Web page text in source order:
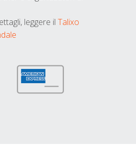
leggere il Talixo